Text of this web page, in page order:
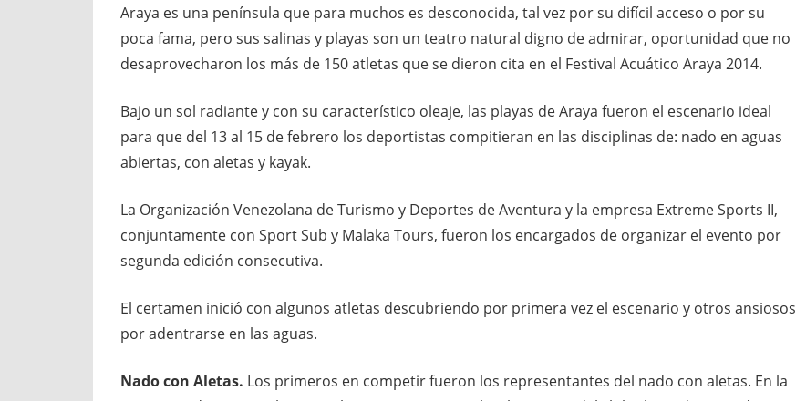
Araya es una península que para muchos es desconocida, tal vez por su difícil acceso o por su
poca fama, pero sus salinas y playas son un teatro natural digno de admirar, oportunidad que no
desaprovecharon los más de 150 atletas que se dieron cita en el Festival Acuático Araya 2014.
Bajo un sol radiante y con su característico oleaje, las playas de Araya fueron el escenario ideal
para que del 13 al 15 de febrero los deportistas compitieran en las disciplinas de: nado en aguas
abiertas, con aletas y kayak.
La Organización Venezolana de Turismo y Deportes de Aventura y la empresa Extreme Sports II,
conjuntamente con Sport Sub y Malaka Tours, fueron los encargados de organizar el evento por
segunda edición consecutiva.
El certamen inició con algunos atletas descubriendo por primera vez el escenario y otros ansiosos
por adentrarse en las aguas.
Nado con Aletas. Los primeros en competir fueron los representantes del nado con aletas. En la